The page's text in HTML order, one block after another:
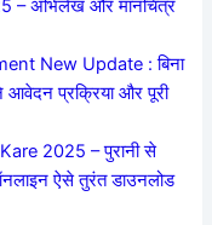
– अभिलेख और मानचित्र
New Update : बिना
आवेदन प्रक्रिया और पूरी
2025 – पुरानी से
ऐसे तुरंत डाउनलोड